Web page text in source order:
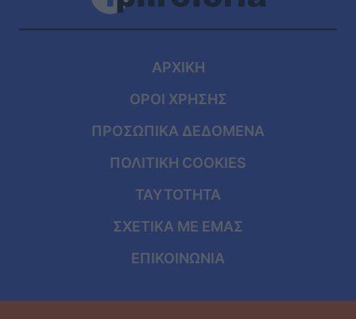
ΑΡΧΙΚΗ
ΟΡΟΙ ΧΡΗΣΗΣ
ΠΡΟΣΩΠΙΚΑ ΔΕΔΟΜΕΝΑ
ΠΟΛΙΤΙΚΗ COOKIES
ΤΑΥΤΟΤΗΤΑ
ΣΧΕΤΙΚΑ ΜΕ ΕΜΑΣ
ΕΠΙΚΟΙΝΩΝΙΑ